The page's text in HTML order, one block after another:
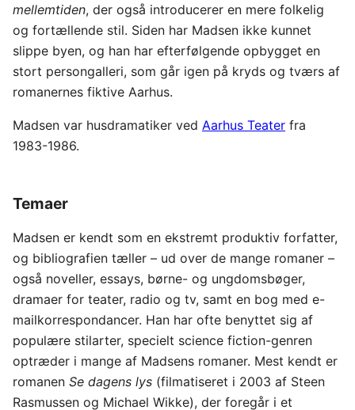
mellemtiden, der også introducerer en mere folkelig
og fortællende stil. Siden har Madsen ikke kunnet
slippe byen, og han har efterfølgende opbygget en
stort persongalleri, som går igen på kryds og tværs af
romanernes fiktive Aarhus.
Madsen var husdramatiker ved Aarhus Teater fra
1983-1986.
Temaer
Madsen er kendt som en ekstremt produktiv forfatter,
og bibliografien tæller – ud over de mange romaner –
også noveller, essays, børne- og ungdomsbøger,
dramaer for teater, radio og tv, samt en bog med e-
mailkorrespondancer. Han har ofte benyttet sig af
populære stilarter, specielt science fiction-genren
optræder i mange af Madsens romaner. Mest kendt er
romanen Se dagens lys (filmatiseret i 2003 af Steen
Rasmussen og Michael Wikke), der foregår i et